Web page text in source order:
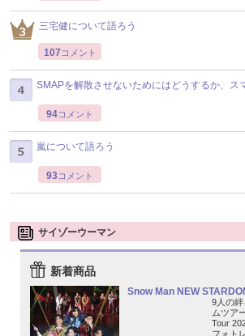
三宅健について語ろう
107 コメント
SMAPを解散させないためにはどうするか、ス
94コメント
嵐について語ろう
93コメント
サイゾーウーマン
新着商品
Snow Man NEW
9人の
ムツア
Tour
フォト